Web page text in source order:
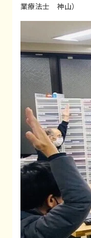
業療法士 神山）